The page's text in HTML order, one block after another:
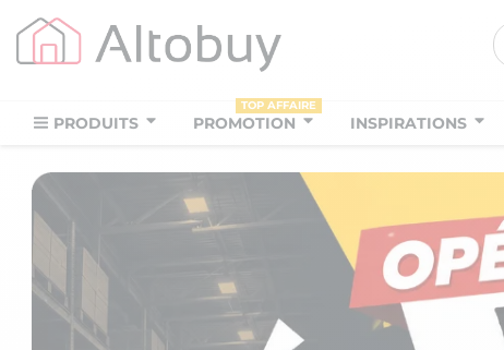
PRODUITS PROMOTION
TOP AFFAIRE
INSPIRATIONS